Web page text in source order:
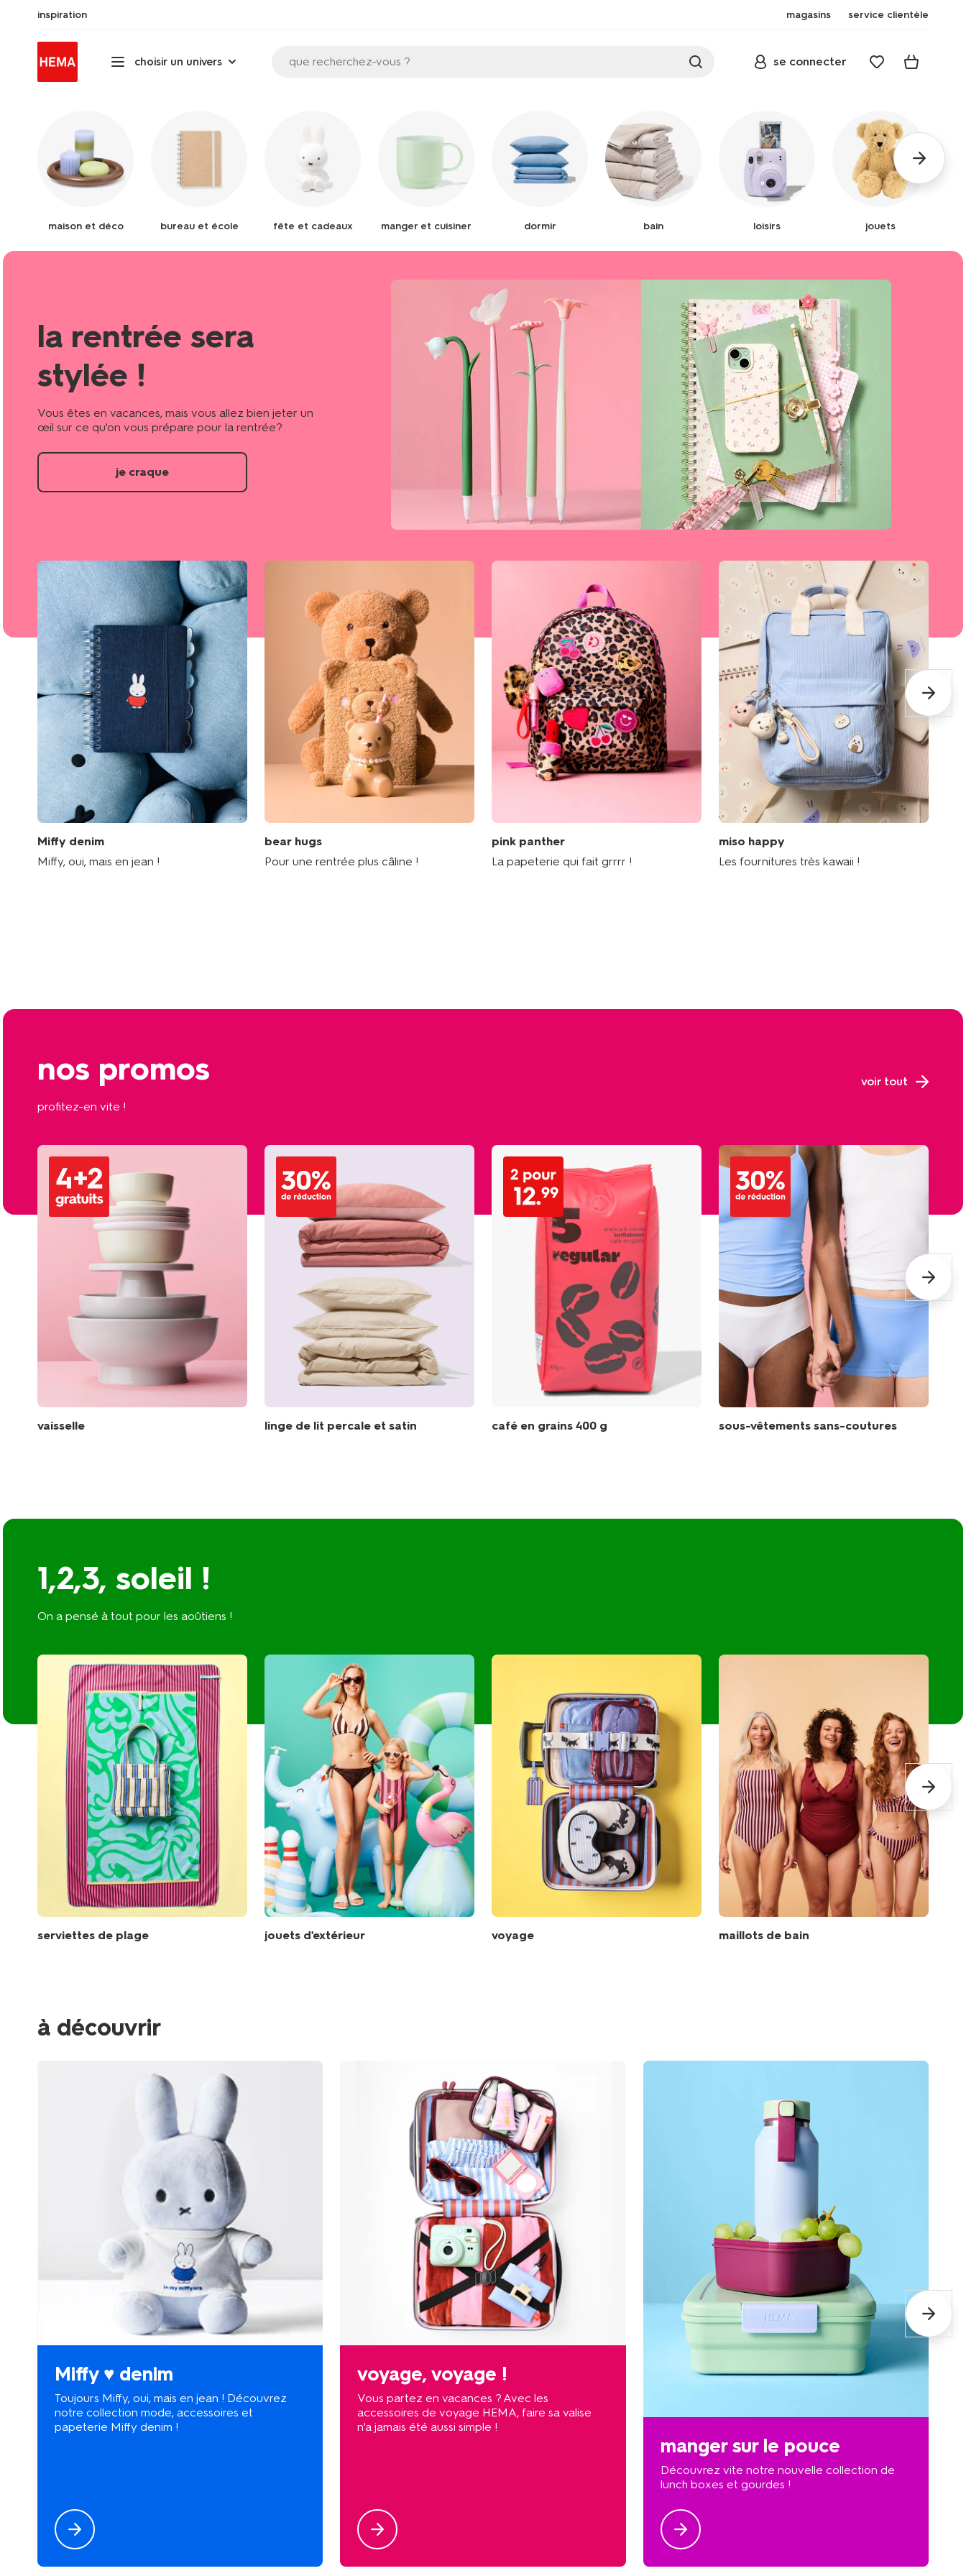
inspiration magasins service clientèle
choisir un univers que recherchez-vous ? se connecter
maison et déco bureau et école fête et cadeaux manger et cuisiner dormir bain loisirs jouets
la rentrée sera
stylée !
Vous êtes en vacances, mais vous allez bien jeter un
œil sur ce qu'on vous prépare pour la rentrée?
je craque
Miffy denim
Miffy, oui, mais en jean !
bear hugs
Pour une rentrée plus câline !
pink panther
La papeterie qui fait grrrr !
miso happy
Les fournitures très kawaii !
nos promos
profitez-en vite !
voir tout
vaisselle linge de lit percale et satin café en grains 400 g sous-vêtements sans-coutures
1,2,3, soleil !
On a pensé à tout pour les aoûtiens !
serviettes de plage jouets d'extérieur voyage maillots de bain
à découvrir
Miffy ♥ denim
Toujours Miffy, oui, mais en jean ! Découvrez
notre collection mode, accessoires et
papeterie Miffy denim !
voyage, voyage !
Vous partez en vacances ? Avec les
accessoires de voyage HEMA, faire sa valise
n'a jamais été aussi simple !
manger sur le pouce
Découvrez vite notre nouvelle collection de
lunch boxes et gourdes !